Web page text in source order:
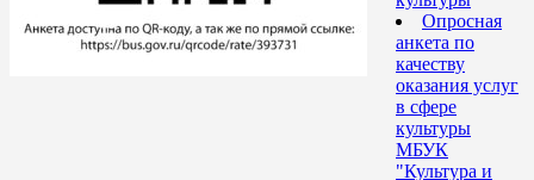
Опросная
анкета по
качеству
оказания услуг
в сфере
культуры
МБУК
"Культура и